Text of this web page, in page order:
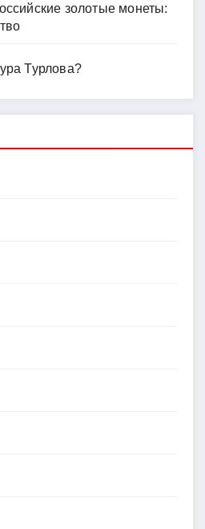
золотые монеты:
Турлова?